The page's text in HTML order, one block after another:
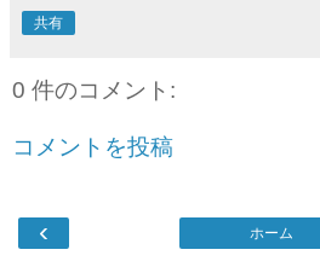
共有
0 件のコメント:
コメントを投稿
‹ ホーム